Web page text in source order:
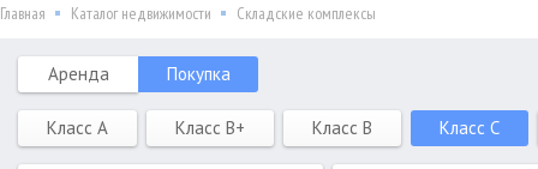
Главная Каталог недвижимости Складские комплексы
Аренда Покупка
Класс A Класс B+ Класс B Класс C